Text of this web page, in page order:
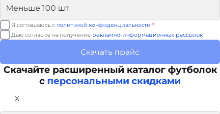
Я соглашаюсь с политикой конфиденциальности *
Даю согласие на получение рекламно-информационных рассылок
Скачать прайс
Скачайте расширенный каталог футболок
с персональными скидками
X